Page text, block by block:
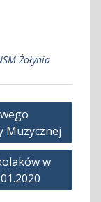
Żołynia
Muzycznej
w